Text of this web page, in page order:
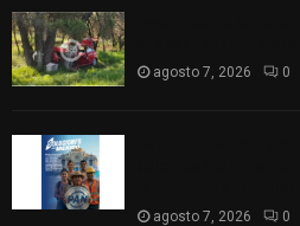
agosto 7, 2026 0
agosto 7, 2026 0